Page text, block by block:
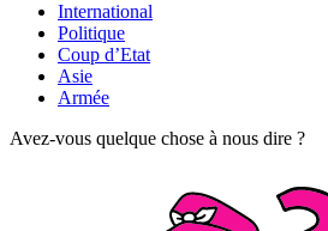
International
Politique
Coup d’Etat
Asie
Armée
Avez-vous quelque chose à nous dire ?